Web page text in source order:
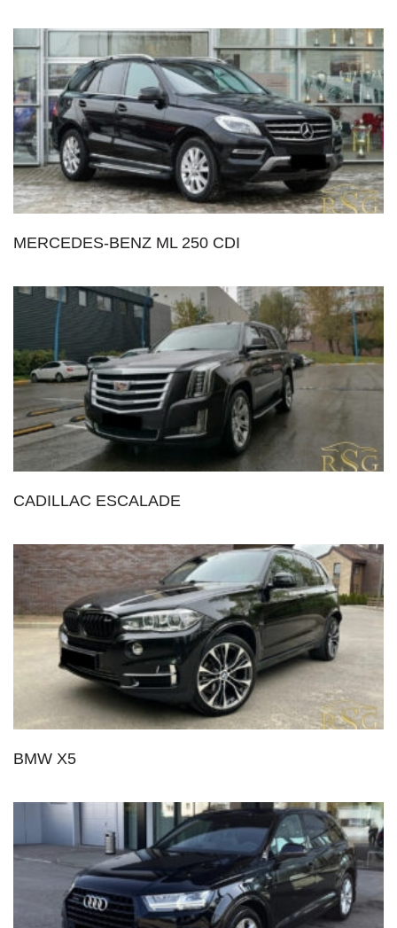
MERCEDES-BENZ ML 250 CDI
CADILLAC ESCALADE
BMW X5